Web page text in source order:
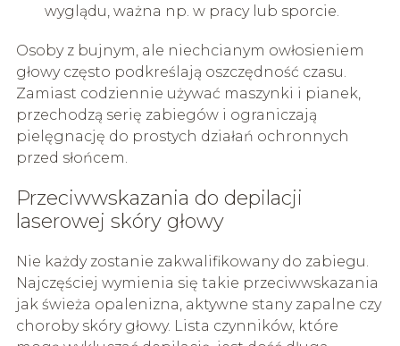
wyglądu, ważna np. w pracy lub sporcie.
Osoby z bujnym, ale niechcianym owłosieniem
głowy często podkreślają oszczędność czasu.
Zamiast codziennie używać maszynki i pianek,
przechodzą serię zabiegów i ograniczają
pielęgnację do prostych działań ochronnych
przed słońcem.
Przeciwwskazania do depilacji
laserowej skóry głowy
Nie każdy zostanie zakwalifikowany do zabiegu.
Najczęściej wymienia się takie przeciwwskazania
jak świeża opalenizna, aktywne stany zapalne czy
choroby skóry głowy. Lista czynników, które